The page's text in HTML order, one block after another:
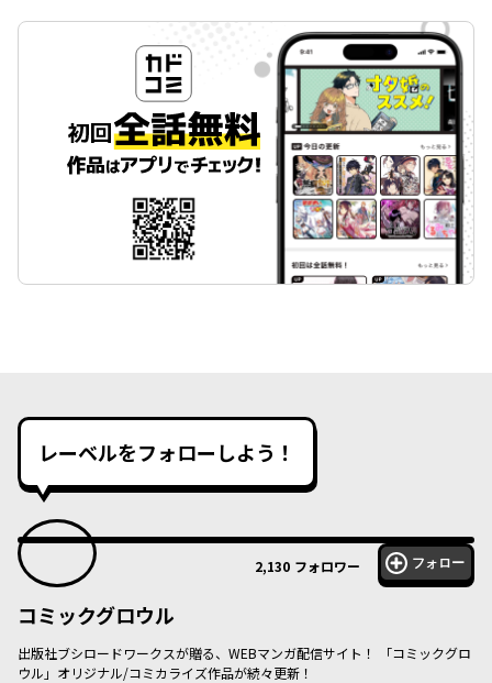
レーベルをフォローしよう！
2,130 フォロワー フォロー
コミックグロウル
出版社ブシロードワークスが贈る、WEBマンガ配信サイト！ 「コミックグロ
ウル」オリジナル/コミカライズ作品が続々更新！